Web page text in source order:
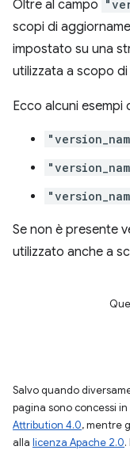
Oltre al campo
scopi di
impostato su una
utilizzata a scopo
Ecco alcuni esempi
Se non è presente
utilizzato anche a
Salvo quando
pagina sono concessi in
Attribution 4.0, mentre
alla licenza Apache 2.0